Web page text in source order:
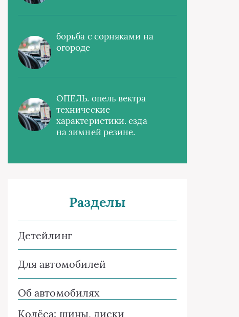
борьба с сорняками на
огороде
ОПЕЛЬ. опель вектра
технические
характеристики. езда
на зимней резине.
Разделы
Детейлинг
Для автомобилей
Об автомобилях
Колёса: шины, диски